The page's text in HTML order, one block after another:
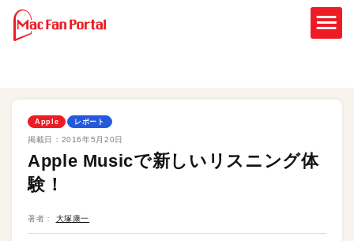
Apple レポート
掲載日： 2016年5月20日
Apple Musicで新しいリスニング体
験！
著者： 大塚康一